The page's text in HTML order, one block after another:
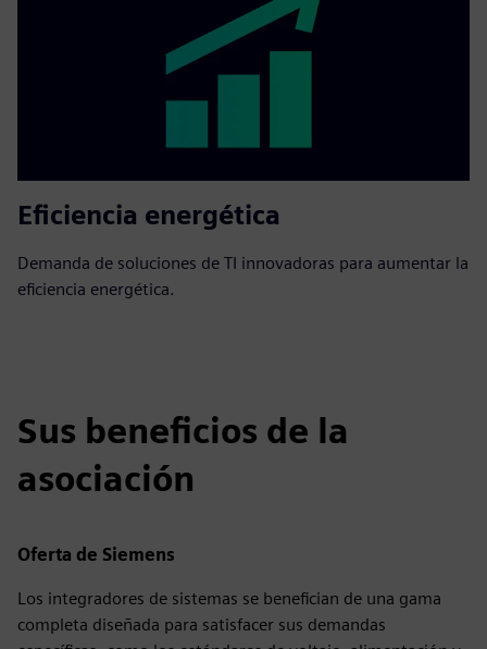
Eficiencia energética
Demanda de soluciones de TI innovadoras para aumentar la
eficiencia energética.
Sus beneficios de la
asociación
Oferta de Siemens
Los integradores de sistemas se benefician de una gama
completa diseñada para satisfacer sus demandas